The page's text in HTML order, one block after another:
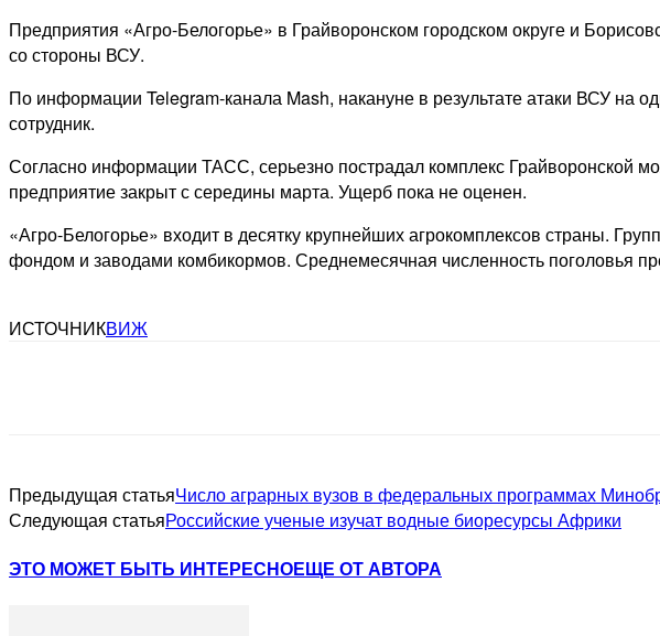
Предприятия «Агро-Белогорье» в Грайворонском городском округе и
со стороны ВСУ.
По информации Telegram-канала Mash, накануне в результате атаки ВСУ на
сотрудник.
Согласно информации ТАСС, серьезно пострадал комплекс Грайворонской
предприятие закрыт с середины марта. Ущерб пока не оценен.
«Агро-Белогорье» входит в десятку крупнейших агрокомплексов страны.
фондом и заводами комбикормов. Среднемесячная численность поголовья
ИСТОЧНИКВИЖ
Предыдущая статьяЧисло аграрных вузов в федеральных программах
Следующая статьяРоссийские ученые изучат водные биоресурсы Африки
ЭТО МОЖЕТ БЫТЬ ИНТЕРЕСНОЕЩЕ ОТ АВТОРА